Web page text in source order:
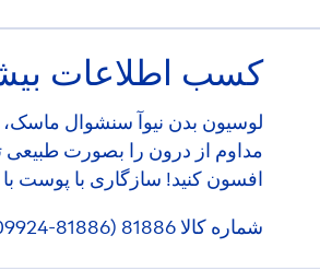
کسب اطلاعات
لوسیون بدن نیوآ سنشوال
افسون کنید! سازگاری با پوست با علم
شماره کالا 81886 (81886-09924-97)